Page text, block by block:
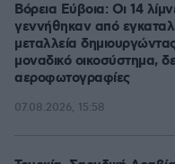
Βόρεια Εύβοια: Οι 14
γεννήθηκαν από
μεταλλεία
μοναδικό οικοσύστημα,
αεροφωτογραφίες
07.08.2026, 15:58